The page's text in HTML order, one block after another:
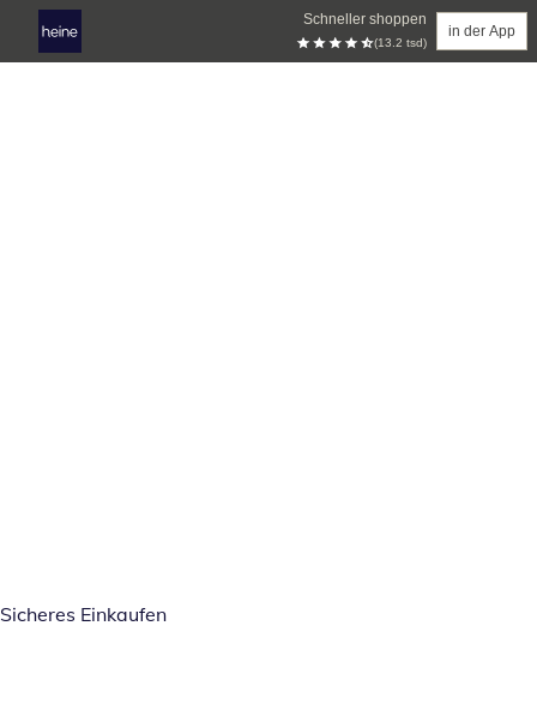
Schneller shoppen
(13.2 tsd)
in der App
Sicheres Einkaufen